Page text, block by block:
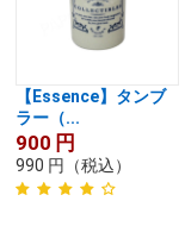
【Essence】タンブ
ラー（...
900 円
990 円 （税込）